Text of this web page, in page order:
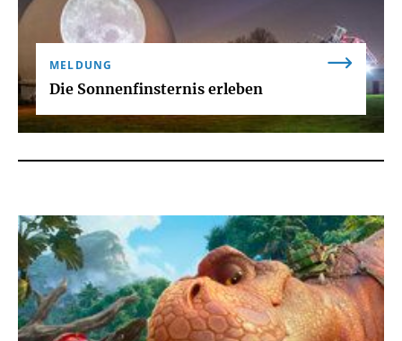
MELDUNG
Die Sonnenfinsternis erleben